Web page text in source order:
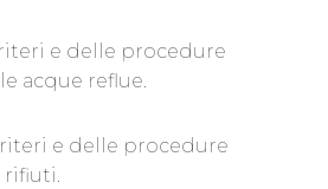
e delle procedure
acque reflue.
e delle procedure
rifiuti.